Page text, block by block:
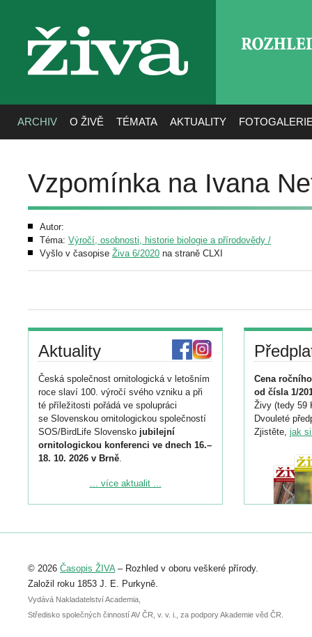
živa
ARCHIV O ŽIVĚ TÉMATA AKTUALITY
Vzpomínka na Ivana
Autor:
Téma: Výročí, osobnosti, historie biologie a přírodovědy /
Vyšlo v časopise Živa 6/2020 na straně CLXI
Aktuality
Česká společnost ornitologická v letošním
roce slaví 100. výročí svého vzniku a při
té příležitosti pořádá ve spolupráci
se Slovenskou ornitologickou společností
SOS/BirdLife Slovensko jubilejní
ornitologickou konferenci ve dnech 16.–
18. 10. 2026 v Brně.
Podrobnější informace ke konferenci
Registrovat se můžete do 6. září.
abstraktu přihlášené přednášky nebo
posteru je už 30. června.
... více aktualit ...
Cena
od čísla 1/
Živy (tedy 59
Dvouleté
Zjistěte, jak
© 2026 Časopis ŽIVA– Rozhled v oboru veškeré přírody.
Založil roku 1853 J. E. Purkyně.
Vydává Nakladatelství Academia,
Středisko společných činností AV ČR, v. v. i., za podpory Akademie věd ČR.